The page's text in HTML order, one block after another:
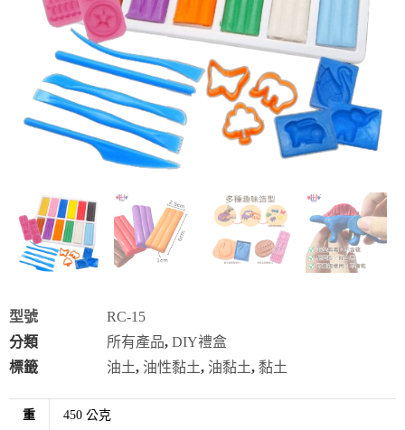
型號
RC-15
分類
所有產品, DIY禮盒
標籤
油土, 油性黏土, 油黏土, 黏土
重
450 公克